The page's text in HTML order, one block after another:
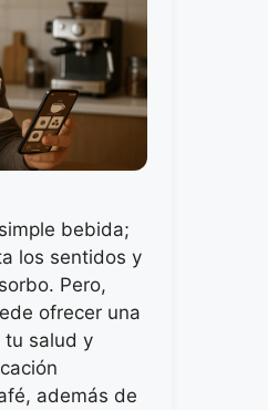
bebida;
los sentidos y
Pero,
ofrecer una
tu salud y
además de